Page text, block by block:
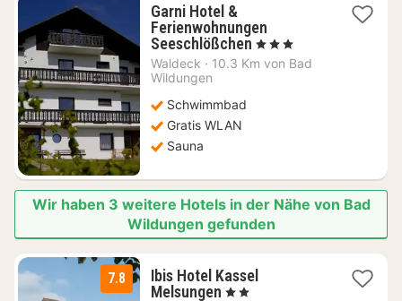
Garni Hotel &
Ferienwohnungen
Seeschlößchen 1
Nacht
, 3 Sterne
Waldeck · 10.3 Km von Bad
Wildungen
Schwimmbad
Gratis WLAN
Sauna
Wir haben 3 weitere Hotels in der Nähe von Bad
Wildungen gefunden
7.8
Ibis Hotel Kassel
Melsungen 1
, 2 Sterne